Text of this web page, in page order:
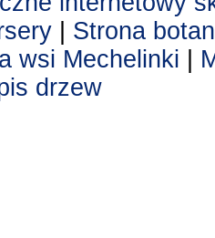
Strona
wsi Mechelinki
drzew